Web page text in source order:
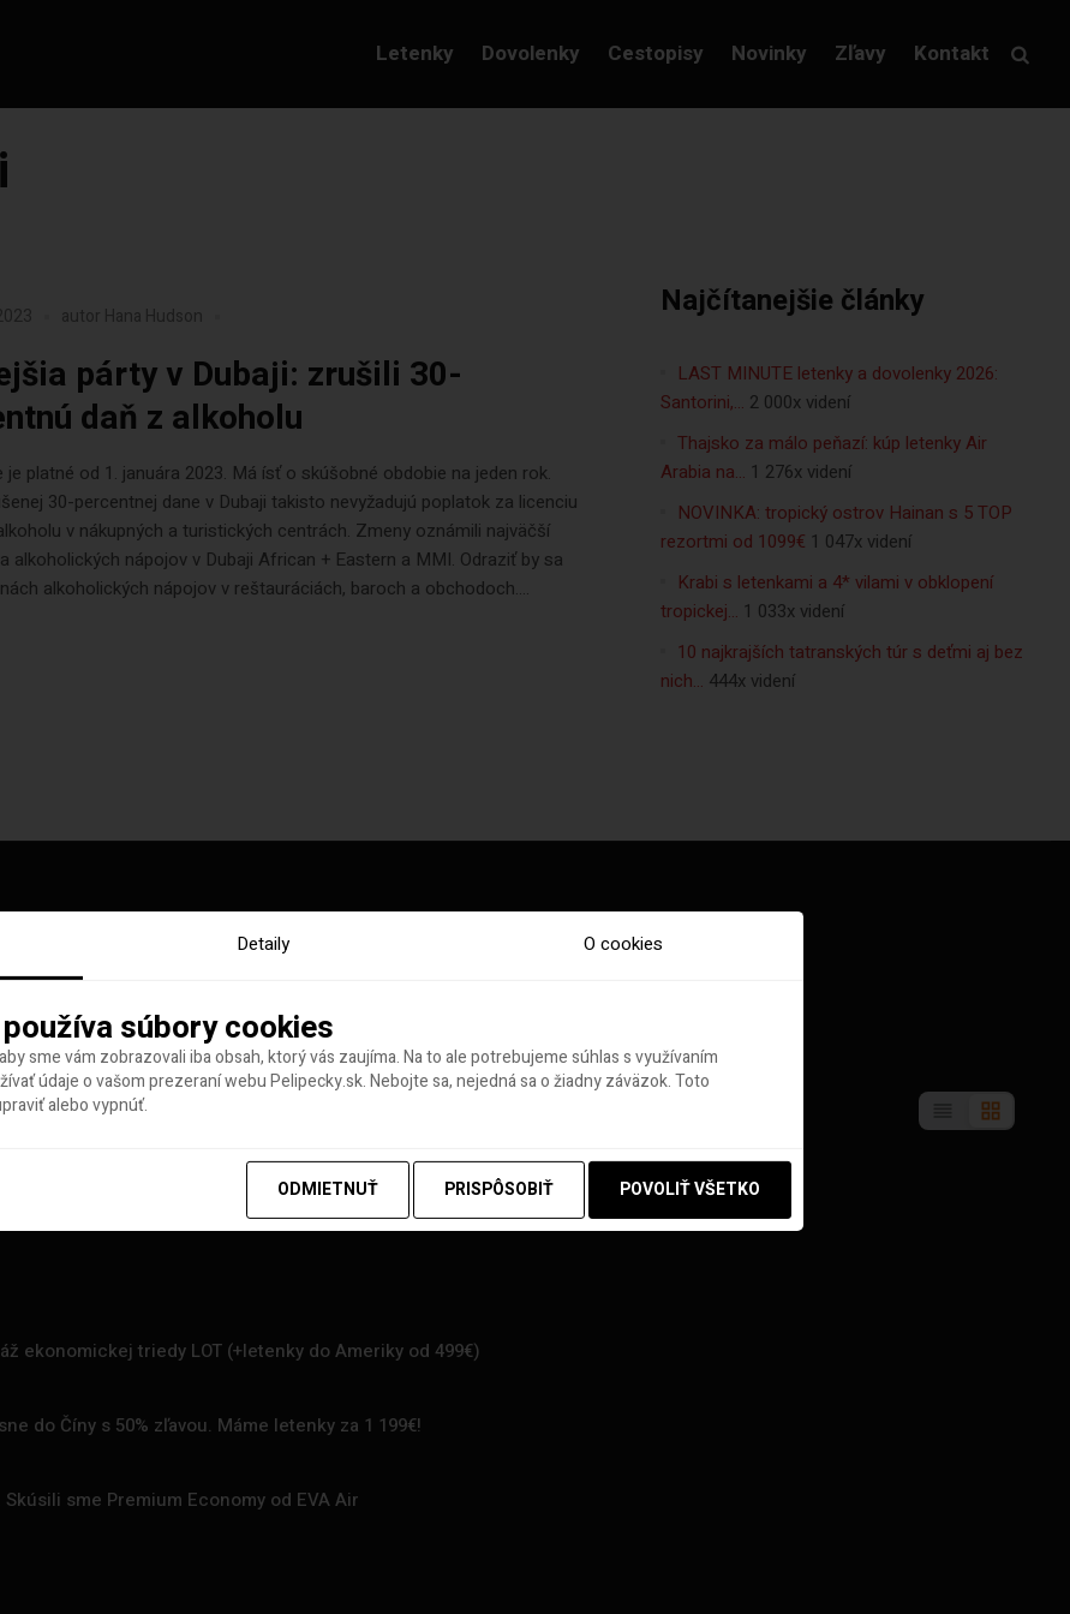
Letenky Dovolenky Cestopisy Novinky Zľavy Kontakt
autor Hana Hudson
párty v Dubaji: zrušili 30-
daň z alkoholu
je platné od 1. januára 2023. Má ísť o skúšobné obdobie na jeden rok.
30-percentnej dane v Dubaji takisto nevyžadujú poplatok za licenciu
v nákupných a turistických centrách. Zmeny oznámili najväčší
alkoholických nápojov v Dubaji African + Eastern a MMI. Odraziť by sa
alkoholických nápojov v reštauráciách, baroch a obchodoch....
Najčítanejšie články
LAST MINUTE letenky a dovolenky 2026:
Santorini,… 2 000x videní
Thajsko za málo peňazí: kúp letenky Air
Arabia na… 1 276x videní
NOVINKA: tropický ostrov Hainan s 5 TOP
rezortmi od 1099€ 1 047x videní
Krabi s letenkami a 4* vilami v obklopení
tropickej… 1 033x videní
10 najkrajších tatranských túr s deťmi aj bez
nich… 444x videní
týždňa
ekonomickej triedy LOT (+letenky do Ameriky od 499€)
do Číny s 50% zľavou. Máme letenky za 1 199€!
sme Premium Economy od EVA Air
Detaily O cookies
súbory cookies
sme vám zobrazovali iba obsah, ktorý vás zaujíma. Na to ale potrebujeme súhlas s využívaním
údaje o vašom prezeraní webu Pelipecky.sk. Nebojte sa, nejedná sa o žiadny záväzok. Toto
alebo vypnúť.
ODMIETNUŤ PRISPÔSOBIŤ POVOLIŤ VŠETKO